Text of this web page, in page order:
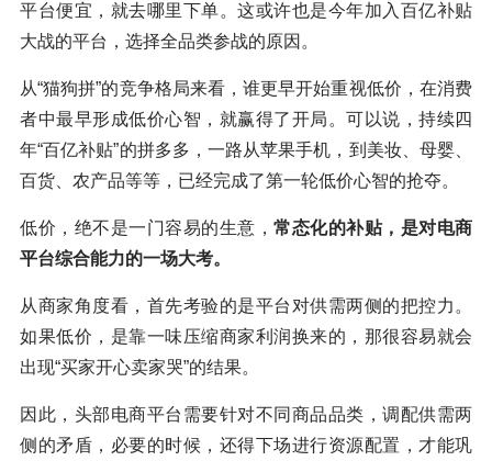
平台便宜，就去哪里下单。这或许也是今年加入百亿补贴
大战的平台，选择全品类参战的原因。
从“猫狗拼”的竞争格局来看，谁更早开始重视低价，在消费
者中最早形成低价心智，就赢得了开局。可以说，持续四
年“百亿补贴”的拼多多，一路从苹果手机，到美妆、母婴、
百货、农产品等等，已经完成了第一轮低价心智的抢夺。
低价，绝不是一门容易的生意， 常态化的补贴，是对电商
平台综合能力的一场大考。
从商家角度看，首先考验的是平台对供需两侧的把控力。
如果低价，是靠一味压缩商家利润换来的，那很容易就会
出现“买家开心卖家哭”的结果。
因此，头部电商平台需要针对不同商品品类，调配供需两
侧的矛盾，必要的时候，还得下场进行资源配置，才能巩